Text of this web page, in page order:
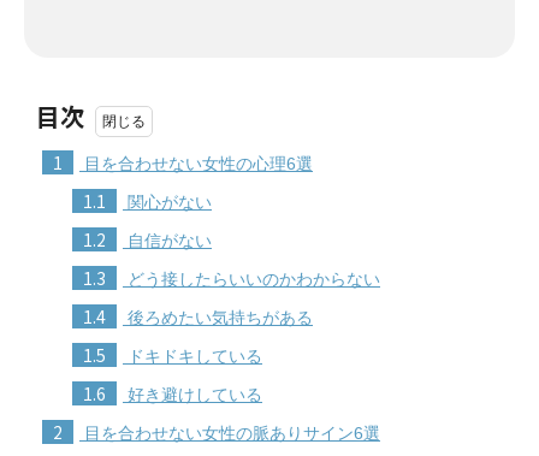
目次
1 目を合わせない女性の心理6選
1.1 関心がない
1.2 自信がない
1.3 どう接したらいいのかわからない
1.4 後ろめたい気持ちがある
1.5 ドキドキしている
1.6 好き避けしている
2 目を合わせない女性の脈ありサイン6選